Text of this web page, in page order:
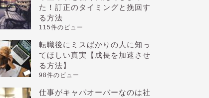
た！訂正のタイミングと挽回す
る方法
115件のビュー
転職後にミスばかりの人に知っ
てほしい真実【成長を加速させ
る方法】
98件のビュー
仕事がキャパオーバーなのは社